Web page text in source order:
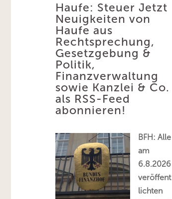
Haufe: Steuer Jetzt
Neuigkeiten von
Haufe aus
Rechtsprechung,
Gesetzgebung &
Politik,
Finanzverwaltung
sowie Kanzlei & Co.
als RSS-Feed
abonnieren!
BFH: Alle
am
6.8.2026
veröffent
lichten